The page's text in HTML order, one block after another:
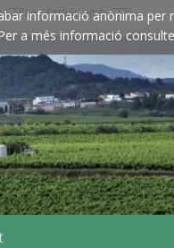
informació anònima
a més informació
/ Reduïu amb CTRL-